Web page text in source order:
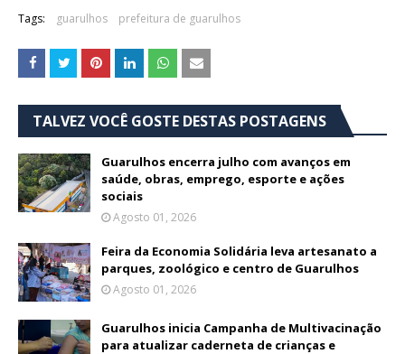
Tags: guarulhos prefeitura de guarulhos
TALVEZ VOCÊ GOSTE DESTAS POSTAGENS
Guarulhos encerra julho com avanços em
saúde, obras, emprego, esporte e ações
sociais
Agosto 01, 2026
Feira da Economia Solidária leva artesanato a
parques, zoológico e centro de Guarulhos
Agosto 01, 2026
Guarulhos inicia Campanha de Multivacinação
para atualizar caderneta de crianças e